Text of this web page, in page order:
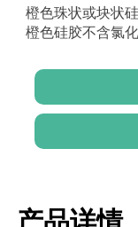
橙色珠状或块状
橙色硅胶不含氯